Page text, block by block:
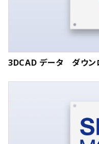
3DCAD データ ダウン